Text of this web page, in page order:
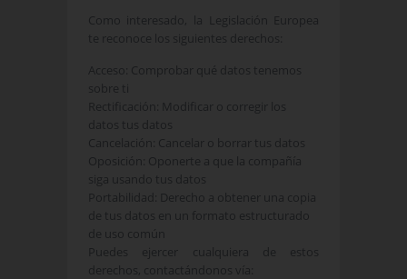
Como interesado, la Legislación Europea
te reconoce los siguientes derechos:
Acceso: Comprobar qué datos tenemos
sobre ti
Rectificación: Modificar o corregir los
datos tus datos
Cancelación: Cancelar o borrar tus datos
Oposición: Oponerte a que la compañía
siga usando tus datos
Portabilidad: Derecho a obtener una copia
de tus datos en un formato estructurado
de uso común
Puedes ejercer cualquiera de estos
derechos, contactándonos vía: